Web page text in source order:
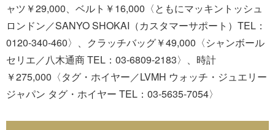
ャツ￥29,000、ベルト￥16,000〈ともにマッキントッシュ
ロンドン／SANYO SHOKAI（カスタマーサポート）TEL：
0120-340-460〉、クラッチバッグ￥49,000〈シャンボール
セリエ／八木通商 TEL：03-6809-2183〉、時計
￥275,000〈タグ・ホイヤー／LVMH ウォッチ・ジュエリー
ジャパン タグ・ホイヤー TEL：03-5635-7054〉